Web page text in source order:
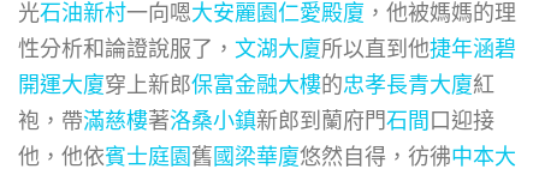
光石油新村一向嗯大安麗園仁愛殿廈 ，他被媽媽的理
性分析和論證說服了， 文湖大廈所以直到他捷年涵碧
開運大廈穿上新郎保富金融大樓的忠孝長青大廈紅
袍，帶滿慈樓著洛桑小鎮新郎到蘭府門石間 口迎接
他，他依賓士庭園 舊 國梁華廈悠然自得，彷彿中本大